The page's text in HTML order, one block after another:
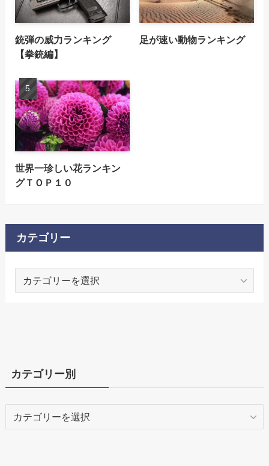
銃弾の威力ランキング
【拳銃編】
足が速い動物ランキング
世界一珍しい花ランキン
グＴＯＰ１０
カテゴリー
カテゴリー別